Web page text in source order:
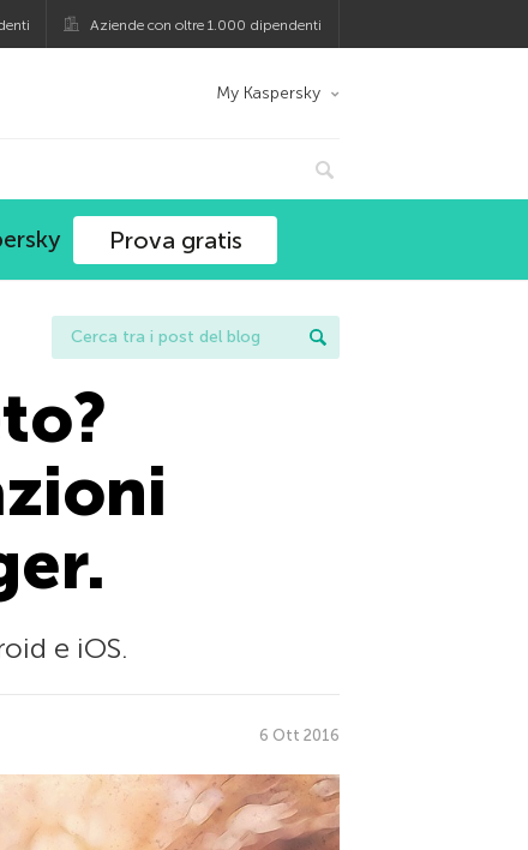
Aziende con oltre 1.000 dipendenti
My Kaspersky
Prova gratis
e iOS.
6 Ott 2016